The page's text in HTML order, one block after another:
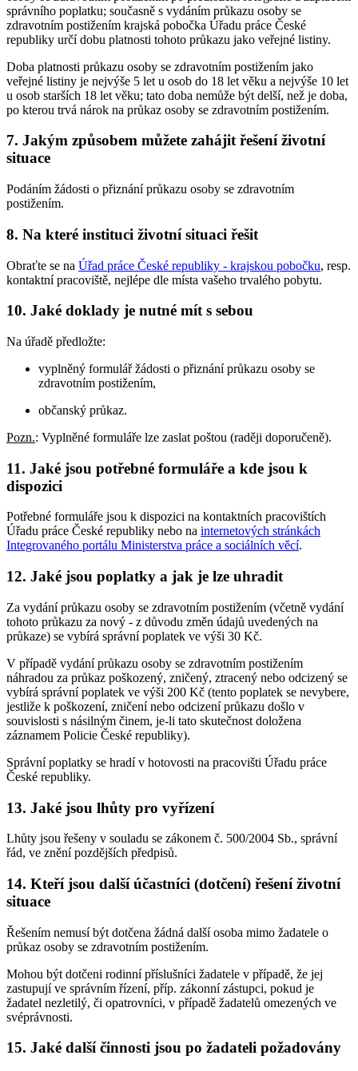
správního poplatku; současně s vydáním průkazu osoby se
zdravotním postižením krajská pobočka Úřadu práce České
republiky určí dobu platnosti tohoto průkazu jako veřejné listiny.
Doba platnosti průkazu osoby se zdravotním postižením jako
veřejné listiny je nejvýše 5 let u osob do 18 let věku a nejvýše 10 let
u osob starších 18 let věku; tato doba nemůže být delší, než je doba,
po kterou trvá nárok na průkaz osoby se zdravotním postižením.
7. Jakým způsobem můžete zahájit řešení životní
situace
Podáním žádosti o přiznání průkazu osoby se zdravotním
postižením.
8. Na které instituci životní situaci řešit
Obraťte se na Úřad práce České republiky - krajskou pobočku, resp.
kontaktní pracoviště, nejlépe dle místa vašeho trvalého pobytu.
10. Jaké doklady je nutné mít s sebou
Na úřadě předložte:
vyplněný formulář žádosti o přiznání průkazu osoby se
zdravotním postižením,
občanský průkaz.
Pozn.: Vyplněné formuláře lze zaslat poštou (raději doporučeně).
11. Jaké jsou potřebné formuláře a kde jsou k
dispozici
Potřebné formuláře jsou k dispozici na kontaktních pracovištích
Úřadu práce České republiky nebo na internetových stránkách
Integrovaného portálu Ministerstva práce a sociálních věcí.
12. Jaké jsou poplatky a jak je lze uhradit
Za vydání průkazu osoby se zdravotním postižením (včetně vydání
tohoto průkazu za nový - z důvodu změn údajů uvedených na
průkaze) se vybírá správní poplatek ve výši 30 Kč.
V případě vydání průkazu osoby se zdravotním postižením
náhradou za průkaz poškozený, zničený, ztracený nebo odcizený se
vybírá správní poplatek ve výši 200 Kč (tento poplatek se nevybere,
jestliže k poškození, zničení nebo odcizení průkazu došlo v
souvislosti s násilným činem, je-li tato skutečnost doložena
záznamem Policie České republiky).
Správní poplatky se hradí v hotovosti na pracovišti Úřadu práce
České republiky.
13. Jaké jsou lhůty pro vyřízení
Lhůty jsou řešeny v souladu se zákonem č. 500/2004 Sb., správní
řád, ve znění pozdějších předpisů.
14. Kteří jsou další účastníci (dotčení) řešení životní
situace
Řešením nemusí být dotčena žádná další osoba mimo žadatele o
průkaz osoby se zdravotním postižením.
Mohou být dotčeni rodinní příslušníci žadatele v případě, že jej
zastupují ve správním řízení, příp. zákonní zástupci, pokud je
žadatel nezletilý, či opatrovníci, v případě žadatelů omezených ve
svéprávnosti.
15. Jaké další činnosti jsou po žadateli požadovány